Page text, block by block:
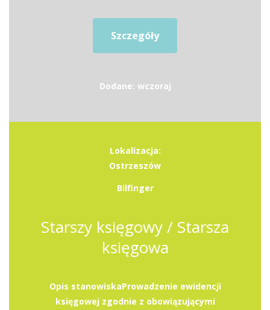
Szczegóły
Dodane: wczoraj
Lokalizacja:
Ostrzeszów
Bilfinger
Starszy księgowy / Starsza
księgowa
Opis stanowiskaProwadzenie ewidencji
księgowej zgodnie z obowiązującymi